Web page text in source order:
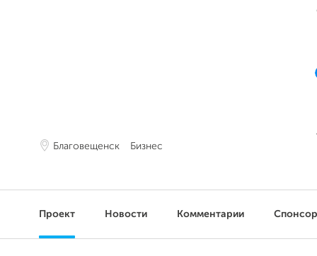
Благовещенск Бизнес
Проект Новости Комментарии